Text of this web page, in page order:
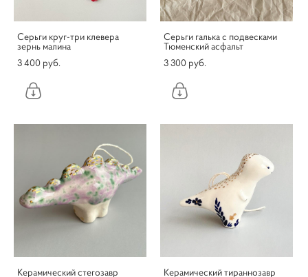
Серьги круг-три клевера
зернь малина
3 400 pуб.
Серьги галька с подвесками
Тюменский асфальт
3 300 pуб.
Керамический стегозавр
Керамический тираннозавр